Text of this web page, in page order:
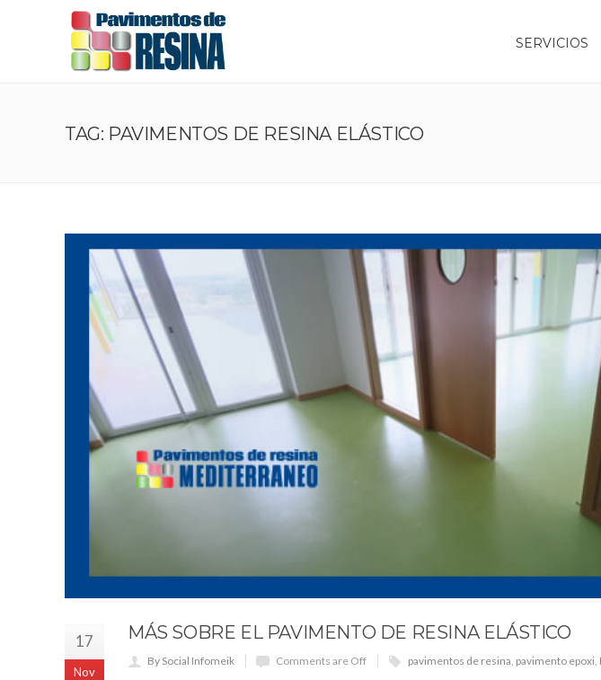
SERVICIOS
TAG: PAVIMENTOS DE RESINA ELÁSTICO
17
Nov
MÁS SOBRE EL PAVIMENTO DE RESINA ELÁSTICO
By Social Infomeik Comments are Off pavimentos de resina pavimento epoxi